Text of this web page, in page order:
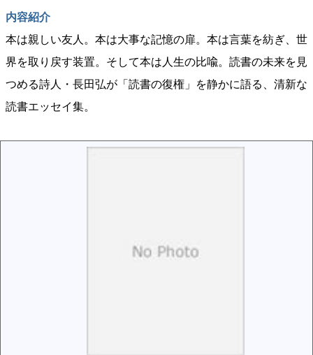
内容紹介
本は親しい友人。本は大事な記憶の扉。本は言葉を紡ぎ、世
界を取り戻す装置。そして本は人生の比喩。読書の未来を見
つめる詩人・長田弘が「読書の復権」を静かに語る、清新な
読書エッセイ集。